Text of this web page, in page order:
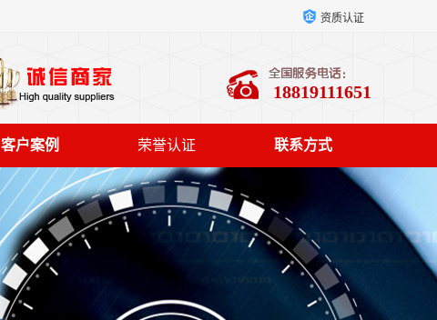
资质认证
18819111651
客户案例 荣誉认证 联系方式